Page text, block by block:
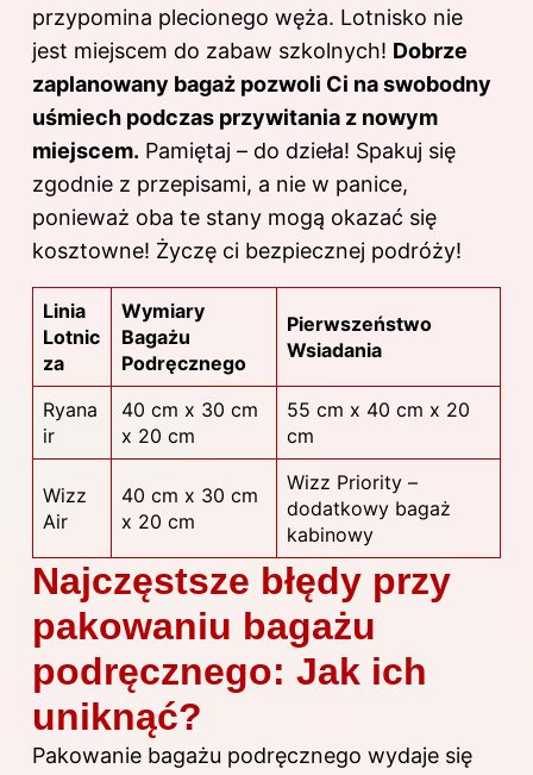
przypomina plecionego węża. Lotnisko nie
jest miejscem do zabaw szkolnych! Dobrze
zaplanowany bagaż pozwoli Ci na swobodny
uśmiech podczas przywitania z nowym
miejscem. Pamiętaj – do dzieła! Spakuj się
zgodnie z przepisami, a nie w panice,
ponieważ oba te stany mogą okazać się
kosztowne! Życzę ci bezpiecznej podróży!
Linia
Lotnic
za
Wymiary
Bagażu
Podręcznego
Pierwszeństwo
Wsiadania
Ryana
ir
40 cm x 30 cm
x 20 cm
55 cm x 40 cm x 20
cm
Wizz
Air
40 cm x 30 cm
x 20 cm
Wizz Priority –
dodatkowy bagaż
kabinowy
Najczęstsze błędy przy
pakowaniu bagażu
podręcznego: Jak ich
uniknąć?
Pakowanie bagażu podręcznego wydaje się